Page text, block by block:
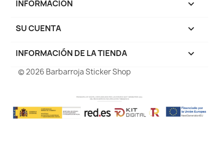
INFORMACIÓN 
SU CUENTA 
INFORMACIÓN DE LA TIENDA keyboard_arrow_down
© 2026 Barbarroja Sticker Shop